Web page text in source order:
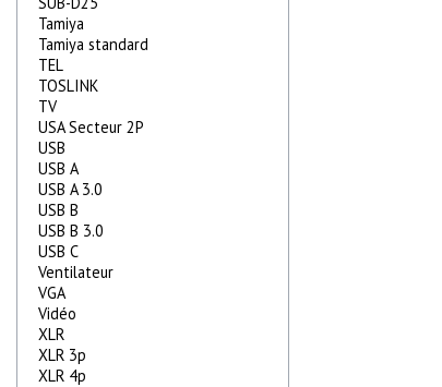
Tamiya
Tamiya standard
TEL
TOSLINK
TV
USA Secteur 2P
USB
USB A
USB A 3.0
USB B
USB B 3.0
USB C
Ventilateur
VGA
Vidéo
XLR
XLR 3p
XLR 4p